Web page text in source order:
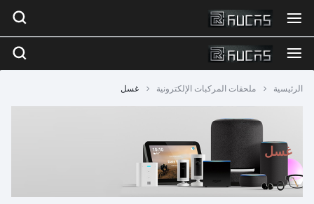
الرئيسية ملحقات المركبات الإلكترونية غسل
غسل